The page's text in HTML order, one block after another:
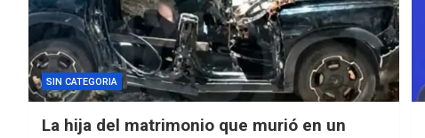
SIN CATEGORIA
La hija del matrimonio que murió en un